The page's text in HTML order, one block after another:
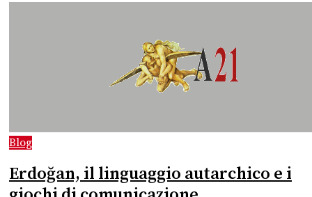
Blog
Erdoğan, il linguaggio autarchico e i